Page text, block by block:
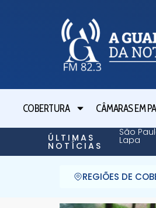
COBERTURA CÂMARAS EM
ÚLTIMAS
NOTÍCIAS
São
Lapa
REGIÕES DE